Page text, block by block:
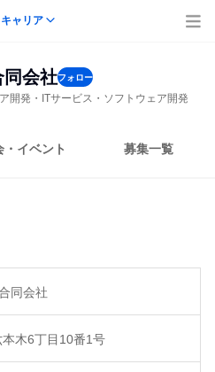
キャリア
会社フォロー
開発・ITサービス・ソフトウェア開発
・イベント 募集一覧
同会社
木6丁目10番1号